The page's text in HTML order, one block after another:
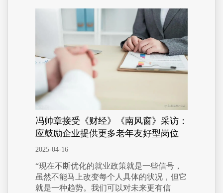
冯帅章接受《财经》《南风窗》采访：
应鼓励企业提供更多老年友好型岗位
2025-04-16
“现在不断优化的就业政策就是一些信号，
虽然不能马上改变每个人具体的状况，但它
就是一种趋势。我们可以对未来更有信